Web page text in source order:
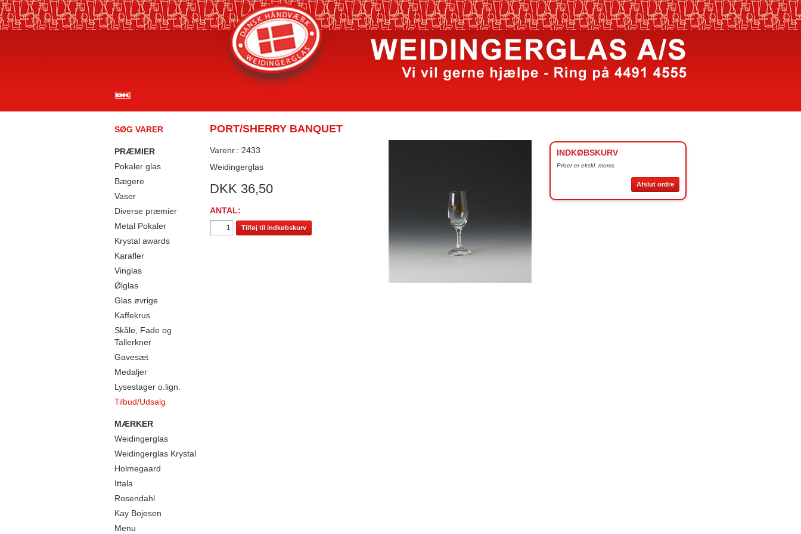
SØG VARER
PRÆMIER
Pokaler glas
Bægere
Vaser
Diverse præmier
Metal Pokaler
Krystal awards
Karafler
Vinglas
Ølglas
Glas øvrige
Kaffekrus
Skåle, Fade og
Tallerkner
Gavesæt
Medaljer
Lysestager o.lign.
Tilbud/Udsalg
MÆRKER
Weidingerglas
Weidingerglas Krystal
Holmegaard
Ittala
Rosendahl
Kay Bojesen
Menu
PORT/SHERRY BANQUET
Varenr.: 2433
Weidingerglas
DKK 36,50
ANTAL:
Tilføj til indkøbskurv
INDKØBSKURV
Priser er ekskl. moms
Afslut ordre